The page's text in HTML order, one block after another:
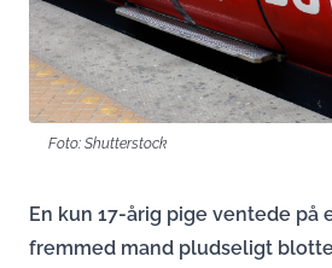
Foto: Shutterstock
En kun 17-årig pige ventede på
fremmed mand pludseligt